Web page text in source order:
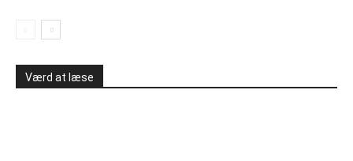
Værd at læse